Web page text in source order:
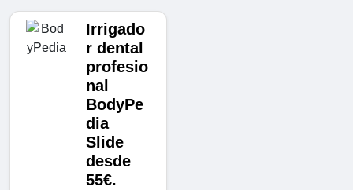
Irrigado
r dental
profesio
nal
BodyPe
dia
Slide
desde
55€.